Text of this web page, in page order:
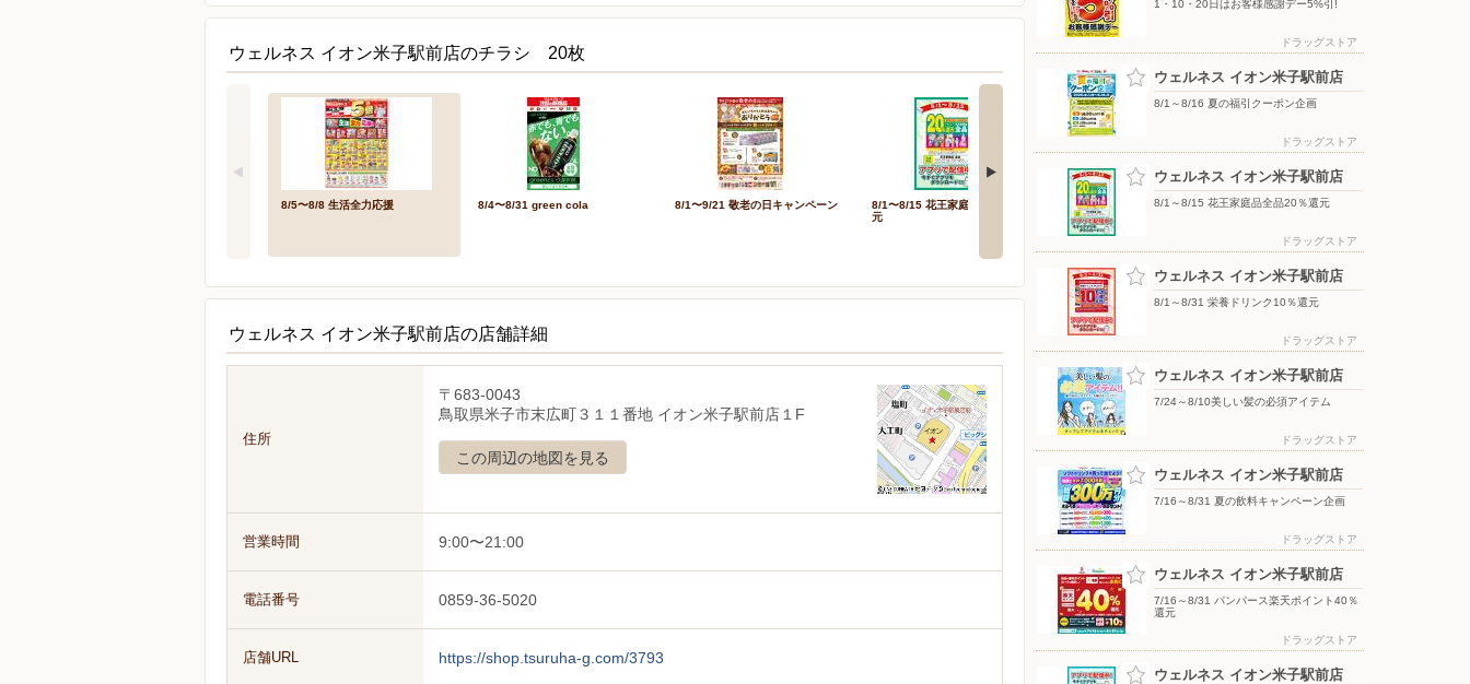
ウェルネス イオン米子駅前店のチラシ 20枚
8/5〜8/8 生活全力応援 8/4〜8/31 green cola 8/1〜9/21 敬老の日キャンペーン
8/1〜8/15 花王家庭品全品20％還
元
7/24〜8/10美しい髪の必須アイテ
ム
3/16〜8/31 夏の肌ケアキャンペ
ウェルネス イオン米子駅前店の店舗詳細
住所
〒683-0043
鳥取県米子市末広町３１１番地 イオン米子駅前店１F
この周辺の地図を見る
営業時間 9:00〜21:00
電話番号 0859-36-5020
店舗URL https://shop.tsuruha-g.com/3793
1・10・20日はお客様感謝デー5%引!
ドラッグストア
ウェルネス イオン米子駅前店
8/1～8/16 夏の福引クーポン企画
ドラッグストア
ウェルネス イオン米子駅前店
8/1～8/15 花王家庭品全品20％還元
ドラッグストア
ウェルネス イオン米子駅前店
8/1～8/31 栄養ドリンク10％還元
ドラッグストア
ウェルネス イオン米子駅前店
7/24～8/10美しい髪の必須アイテム
ドラッグストア
ウェルネス イオン米子駅前店
7/16～8/31 夏の飲料キャンペーン企画
ドラッグストア
ウェルネス イオン米子駅前店
7/16～8/31 パンパース楽天ポイント40％
還元
ドラッグストア
ウェルネス イオン米子駅前店